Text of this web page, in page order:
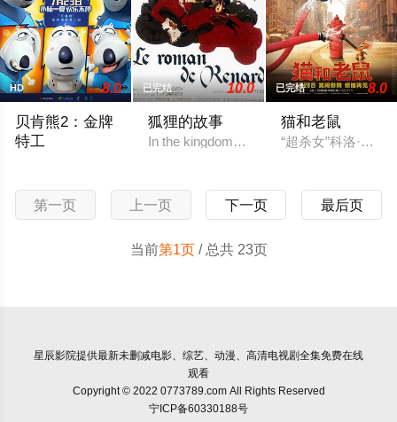
HD 8.0
贝肯熊2：金牌
特工
已完结 10.0
狐狸的故事
In the kingdom of animals, Master Fox is
已完结 8.0
猫和老鼠
“超杀女”科洛·莫
第一页 上一页 下一页 最后页
当前第1页/ 总共 23页
星辰影院提供最新未删减电影、综艺、动漫、高清电视剧全集免费在线
观看
Copyright © 2022 0773789.com All Rights Reserved
宁ICP备60330188号